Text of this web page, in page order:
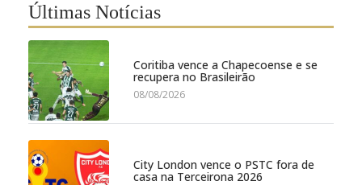
Últimas Notícias
Coritiba vence a Chapecoense e se
recupera no Brasileirão
08/08/2026
City London vence o PSTC fora de
casa na Terceirona 2026